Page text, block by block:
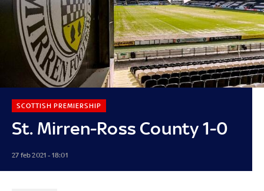
St. Mirren-Ross County 1-0
SCOTTISH PREMIERSHIP
27 feb 2021 - 18:01